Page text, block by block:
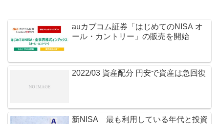
auカブコム証券「はじめてのNISA オ
ール・カントリー」の販売を開始
2022/03 資産配分 円安で資産は急回復
新NISA 最も利用している年代と投資